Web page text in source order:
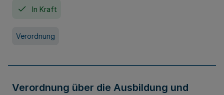
In Kraft
Verordnung
Verordnung über die Ausbildung und